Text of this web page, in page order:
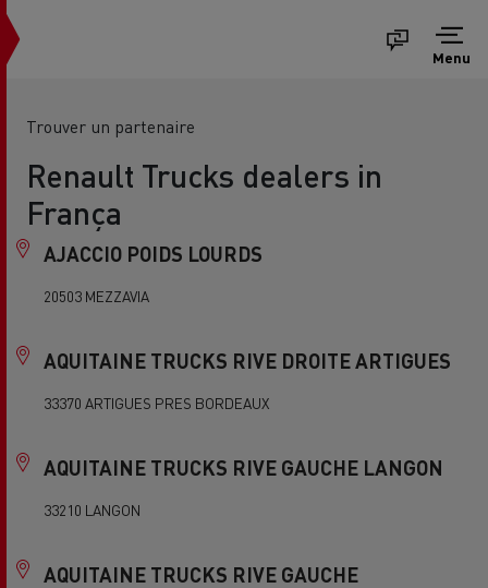
Menu
Trouver un partenaire
Renault Trucks dealers in
França
AJACCIO POIDS LOURDS
20503 MEZZAVIA
AQUITAINE TRUCKS RIVE DROITE ARTIGUES
33370 ARTIGUES PRES BORDEAUX
AQUITAINE TRUCKS RIVE GAUCHE LANGON
33210 LANGON
AQUITAINE TRUCKS RIVE GAUCHE